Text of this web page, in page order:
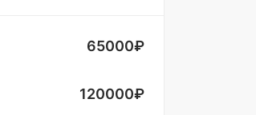
65000₽
120000₽